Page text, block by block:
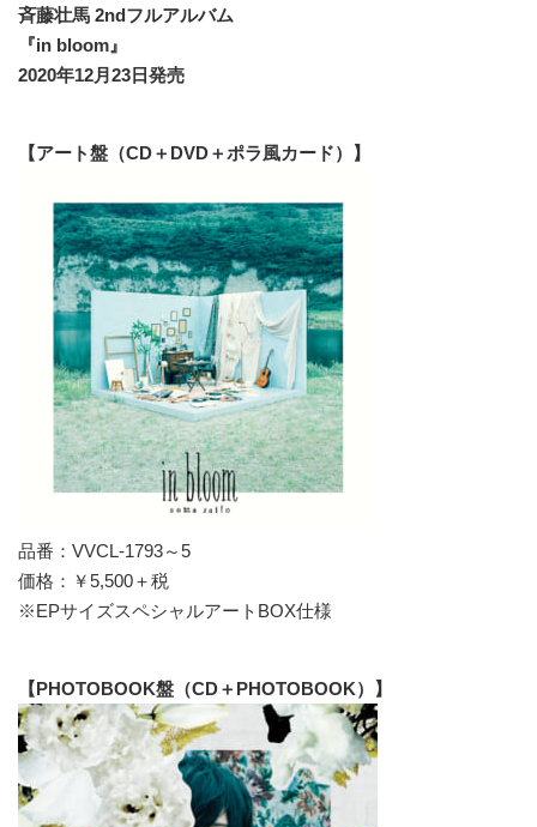
斉藤壮馬 2ndフルアルバム
『in bloom』
2020年12月23日発売
【アート盤（CD＋DVD＋ポラ風カード）】
品番：VVCL-1793～5
価格：￥5,500＋税
※EPサイズスペシャルアートBOX仕様
【PHOTOBOOK盤（CD＋PHOTOBOOK）】